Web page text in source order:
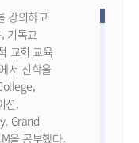
강의하고
기독교
교회 교육
서 신학을
션,
Grand
을 공부했다.